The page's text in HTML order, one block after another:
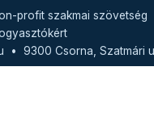
profit szakmai szövetség
• 9300 Csorna, Szatmári u.